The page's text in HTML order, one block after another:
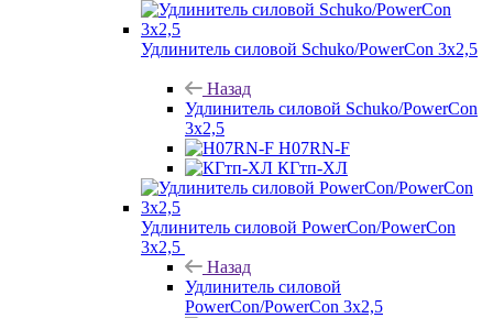
Удлинитель силовой Schuko/PowerCon 3х2,5
Назад
Удлинитель силовой Schuko/PowerCon
3х2,5
H07RN-F
КГтп-ХЛ
Удлинитель силовой PowerCon/PowerCon
3х2,5
Назад
Удлинитель силовой
PowerCon/PowerCon 3х2,5